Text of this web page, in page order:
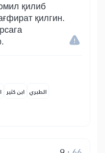
қилиб
қилгин.
ابن كثير الطبري